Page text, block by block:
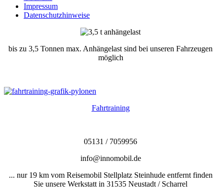
Impressum
Datenschutzhinweise
bis zu 3,5 Tonnen max. Anhängelast sind bei unseren Fahrzeugen
möglich
Fahrtraining
05131 / 7059956
info@innomobil.de
... nur 19 km vom Reisemobil Stellplatz Steinhude entfernt finden
Sie unsere Werkstatt in 31535 Neustadt / Scharrel